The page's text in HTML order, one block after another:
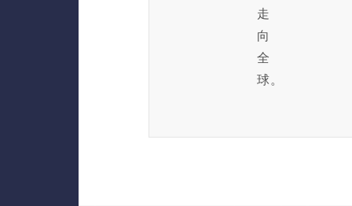
走
向
全
球。